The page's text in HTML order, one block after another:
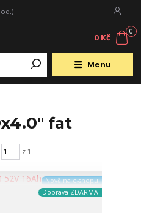
Menu
0
0 Kč
fat
z 1
Nově na e-shopu
Doprava ZDARMA